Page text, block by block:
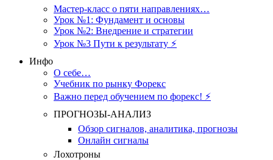
Мастер-класс о пяти направлениях…
Урок №1: Фундамент и основы
Урок №2: Внедрение и стратегии
Урок №3 Пути к результату ⚡️
Инфо
О себе…
Учебник по рынку Форекс
Важно перед обучением по форекс! ⚡
ПРОГНОЗЫ-АНАЛИЗ
Обзор сигналов, аналитика, прогнозы
Онлайн сигналы
Лохотроны